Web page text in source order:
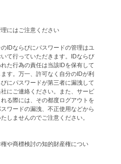
にはご注意ください
IDならびにパスワードの管理はユ
て行っていただきます。IDならび
た行為の責任は当該IDを保有して
す。万一、許可なく自分のIDが利
にパスワードが第三者に漏洩して
にご連絡ください。また、サービ
る際には、その都度ログアウトを
ワードの漏洩、不正使用などから
しませんのでご注意ください。
や商標検討の知的財産権につい